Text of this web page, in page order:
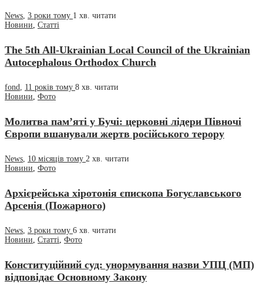
News, 3 роки тому 1 хв. читати
Новини, Статті
The 5th All-Ukrainian Local Council of the Ukrainian
Autocephalous Orthodox Church
fond, 11 років тому 8 хв. читати
Новини, Фото
Молитва пам’яті у Бучі: церковні лідери Півночі
Європи вшанували жертв російського терору
News, 10 місяців тому 2 хв. читати
Новини, Фото
Архієрейська хіротонія єпископа Богуславського
Арсенія (Пожарного)
News 3 роки тому 6 хв. читати
Новини Статті Фото
Конституційний суд: унормування назви УПЦ (МП)
відповідає Основному Закону